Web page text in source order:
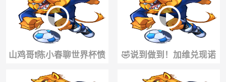
向加盟巴萨
接射门
山鸡哥❗️陈小春聊世界杯愤
愤不平，尽显球迷本色
🤣说到做到！加维兑现诺
言，直接把头发染成吸睛